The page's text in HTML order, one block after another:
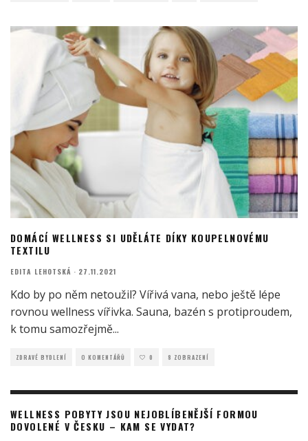
DOMÁCÍ WELLNESS SI UDĚLÁTE DÍKY KOUPELNOVÉMU
TEXTILU
EDITA LEHOTSKÁ · 27.11.2021
Kdo by po něm netoužil? Vířivá vana, nebo ještě lépe
rovnou wellness vířivka. Sauna, bazén s protiproudem,
k tomu samozřejmě...
ZDRAVÉ BYDLENÍ O KOMENTÁŘŮ 0 8 ZOBRAZENÍ
WELLNESS POBYTY JSOU NEJOBLÍBENĚJŠÍ FORMOU
DOVOLENÉ V ČESKU – KAM SE VYDAT?